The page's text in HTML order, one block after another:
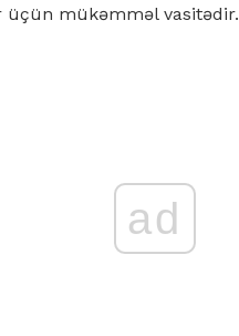
üçün mükəmməl vasitədir.
ad